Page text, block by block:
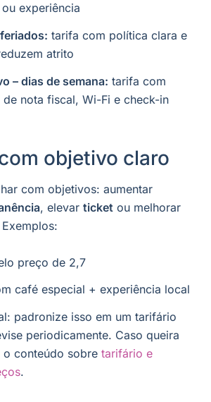
experiência
tarifa com política clara e
atrito
– dias de semana: tarifa com
nota fiscal, Wi-Fi e check-in
objetivo claro
com objetivos: aumentar
, elevar ticket ou melhorar
Exemplos:
preço de 2,7
café especial + experiência local
padronize isso em um tarifário
periodicamente. Caso queira
o conteúdo sobre tarifário e
.